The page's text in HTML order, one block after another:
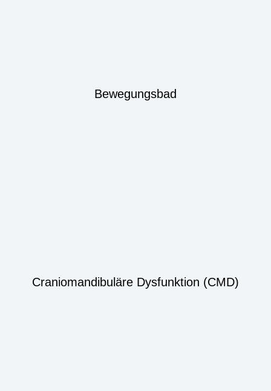
Bewegungsbad
Craniomandibuläre Dysfunktion (CMD)